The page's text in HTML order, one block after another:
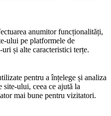
anumitor funcționalități,
ului pe platformele de
și alte caracteristici terțe.
pentru a înțelege și analiza
ului, ceea ce ajută la
mai bune pentru vizitatori.